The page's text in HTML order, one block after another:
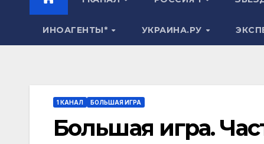
ИНОАГЕНТЫ* УКРАИНА.РУ
1 КАНАЛ БОЛЬШАЯ ИГРА
Большая игра.